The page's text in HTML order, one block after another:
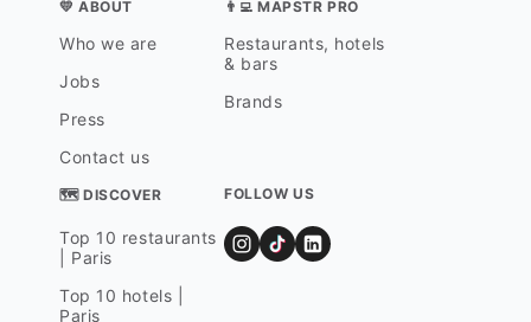
💛 ABOUT
Who we are
Jobs
Press
Contact us
👨‍💻 MAPSTR PRO
Restaurants, hotels
& bars
Brands
🗺 DISCOVER
Top 10 restaurants
| Paris
Top 10 hotels |
Paris
FOLLOW US